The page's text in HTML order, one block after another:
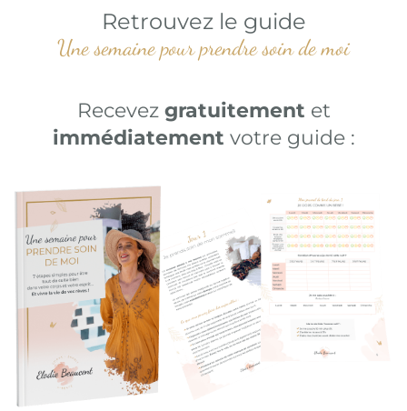
Retrouvez le guide
Une semaine pour prendre soin de moi
Recevez gratuitement et
immédiatement votre guide :